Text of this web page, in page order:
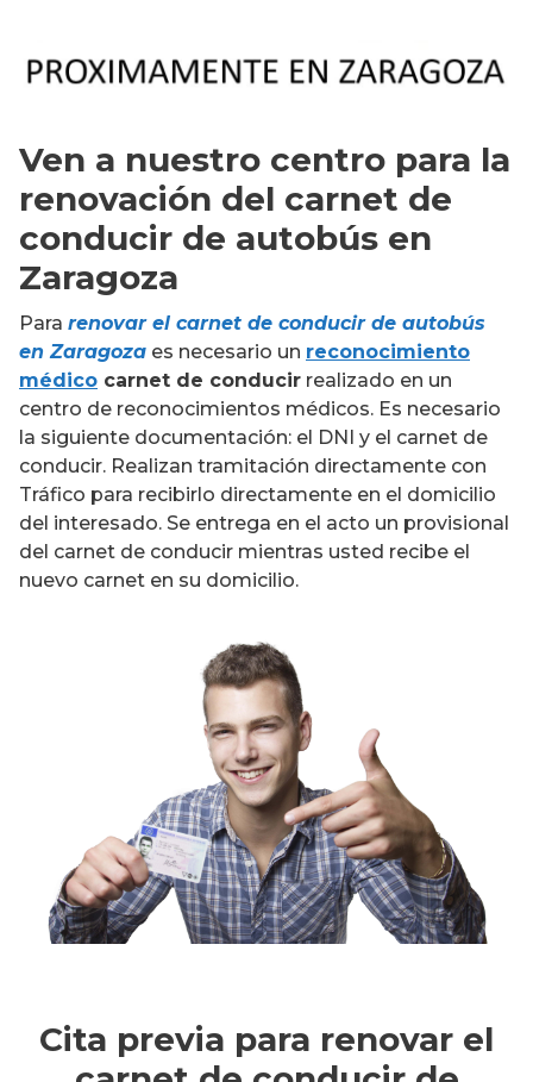
Ven a nuestro centro para la
renovación del carnet de
conducir de autobús en
Zaragoza
Para renovar el carnet de conducir de autobús
en Zaragoza es necesario un reconocimiento
médico carnet de conducir realizado en un
centro de reconocimientos médicos. Es necesario
la siguiente documentación: el DNI y el carnet de
conducir. Realizan tramitación directamente con
Tráfico para recibirlo directamente en el domicilio
del interesado. Se entrega en el acto un provisional
del carnet de conducir mientras usted recibe el
nuevo carnet en su domicilio.
Cita previa para renovar el